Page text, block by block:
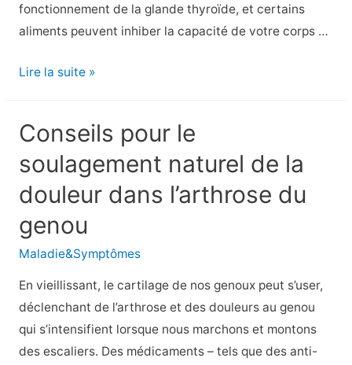
fonctionnement de la glande thyroïde, et certains
aliments peuvent inhiber la capacité de votre corps …
9
éviter
en
d’hypothyroïdie
Régime
hypothyroïdien
Lire la suite »
Conseils pour le
soulagement naturel de la
douleur dans l’arthrose du
genou
Maladie&Symptômes
En vieillissant, le cartilage de nos genoux peut s’user,
déclenchant de l’arthrose et des douleurs au genou
qui s’intensifient lorsque nous marchons et montons
des escaliers. Des médicaments – tels que des anti-